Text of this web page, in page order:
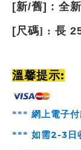
[新/舊] : 全新
[尺碼] : 長
溫馨提示:
*** 網上電子
*** 如需2-3